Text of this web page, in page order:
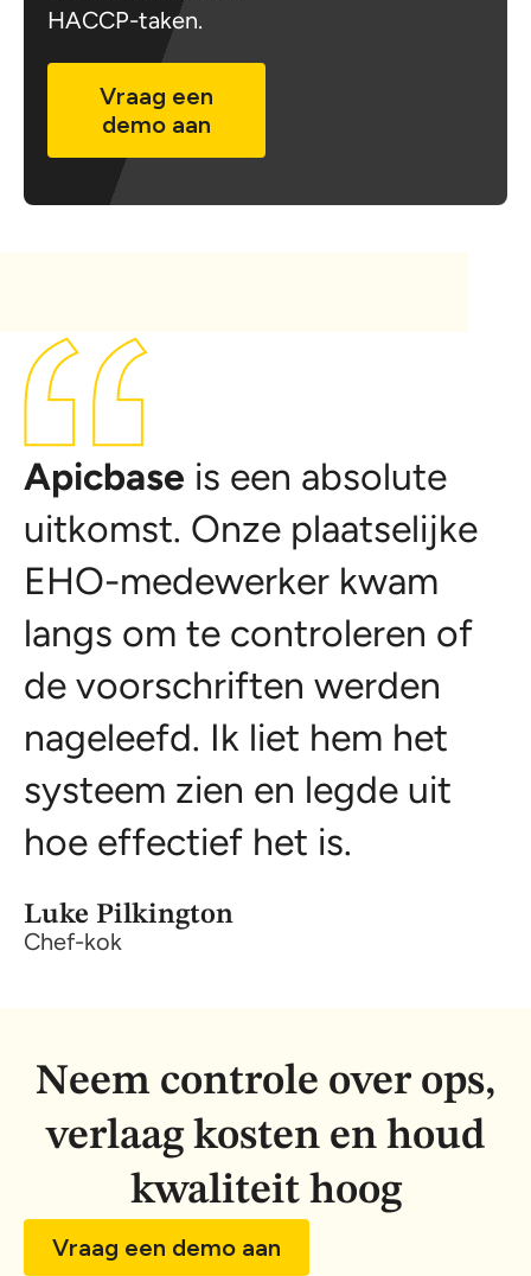
HACCP-taken.
Vraag een
demo aan
Apicbase is een absolute
uitkomst. Onze plaatselijke
EHO-medewerker kwam
langs om te controleren of
de voorschriften werden
nageleefd. Ik liet hem het
systeem zien en legde uit
hoe effectief het is.
Luke Pilkington
Chef-kok
Neem controle over ops,
verlaag kosten en houd
kwaliteit hoog
Vraag een demo aan